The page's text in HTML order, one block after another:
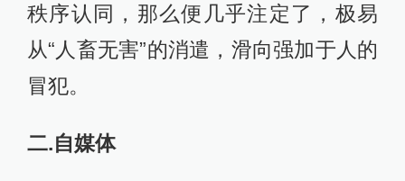
秩序认同，那么便几乎注定了，极易
从“人畜无害”的消遣，滑向强加于人的
冒犯。
二.自媒体